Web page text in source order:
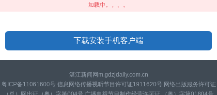
加载中。。。。
下载安装手机客户端
湛江新闻网m.gdzjdaily.com.cn
粤ICP备11061600号 信息网络传播视听节目许可证1911620号 网络出版服务许可证